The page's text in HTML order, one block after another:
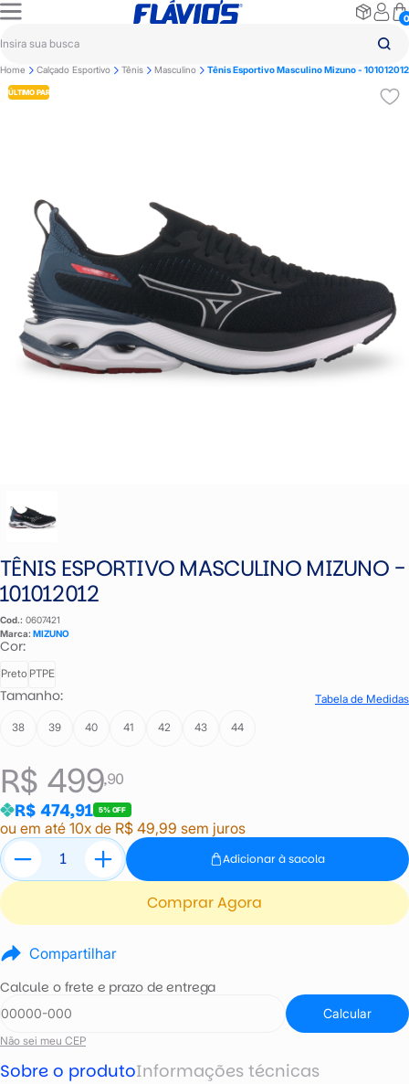
0
Home Calçado Esportivo Tênis Masculino Tênis Esportivo Masculino Mizuno - 101012012
ÚLTIMO PAR
TÊNIS ESPORTIVO MASCULINO MIZUNO -
101012012
Cod.: 0607421
Marca: MIZUNO
R$ 499,90
R$ 474,91 5% OFF
ou em até 10x de R$ 49,99 sem juros
Cor:
Preto PTPE
Tamanho: Tabela de Medidas
38 39 40 41 42 43 44
Adicionar à sacola
Comprar Agora
Compartilhar
Calcule o frete e prazo de entrega
Calcular
Não sei meu CEP
Sobre o produtoInformações técnicas